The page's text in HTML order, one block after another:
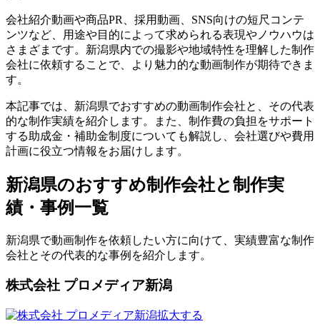
会社紹介動画や商品PR、採用動画、SNS向けの短尺コンテ
ンツなど、用途や目的によって求められる表現やノウハウは
さまざまです。新潟県内での撮影や地域特性を理解した制作
会社に依頼することで、より魅力的な動画制作が期待できま
す。
本記事では、新潟県でおすすめの動画制作会社と、その代表
的な制作実績を紹介します。また、制作費の負担をサポート
する助成金・補助金制度についても解説し、会社選びや費用
計画に役立つ情報をお届けします。
新潟県のおすすめ制作会社と制作実
績・事例一覧
新潟県で動画制作を依頼したい方に向けて、実績豊富な制作
会社とその代表的な事例を紹介します。
株式会社 プロメディア新潟
拡大する